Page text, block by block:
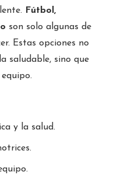
Fútbol,
son solo algunas de
Estas opciones no
saludable, sino que
y la salud.